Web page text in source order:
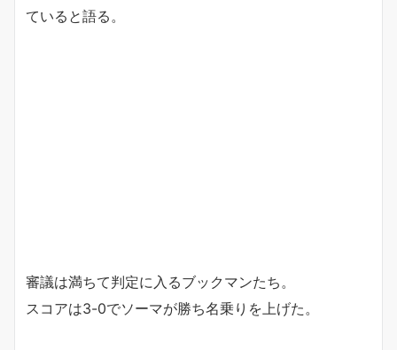
ていると語る。
審議は満ちて判定に入るブックマンたち。
スコアは3-0でソーマが勝ち名乗りを上げた。